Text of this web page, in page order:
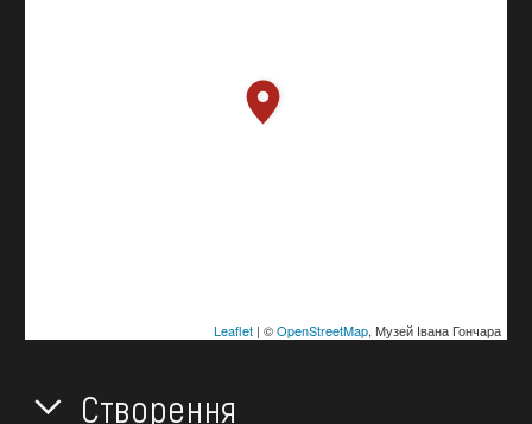
Leaflet| ©OpenStreetMap, Музей Івана Гончара
Створення